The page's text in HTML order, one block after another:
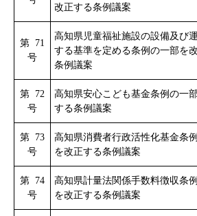
改正する条例議案
第 71
号
高知県児童福祉施設の設備及び
する基準を定める条例の一部を
条例議案
第 72
号
高知県安心こども基金条例の一
する条例議案
第 73
号
高知県消費者行政活性化基金条
を改正する条例議案
第 74
号
高知県計量法関係手数料徴収条
を改正する条例議案